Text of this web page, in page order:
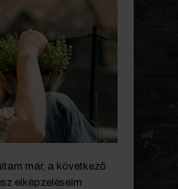
már, a következő
elképzeléseim